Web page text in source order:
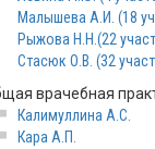
Малышева А.И. (18
Рыжова Н.Н.(22
Стасюк О.В. (32
врачебная
Калимуллина А.С.
Кара А.П.